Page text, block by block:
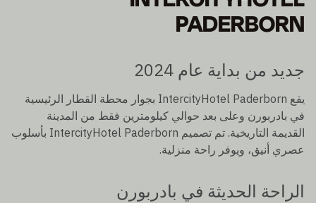
PADERBORN
جديد من بداية عام 2024
يقع IntercityHotel Paderborn بجوار محطة القطار الرئيسية
في بادربورن وعلى بعد حوالي كيلومترين فقط من المدينة
القديمة التاريخية. تم تصميم IntercityHotel Paderborn بأسلوب
عصري أنيق، ويوفر راحة منزلية.
الراحة الحديثة في بادربورن